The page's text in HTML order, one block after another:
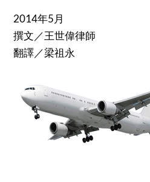
2014年5月
撰文／王世偉律師
翻譯／梁祖永